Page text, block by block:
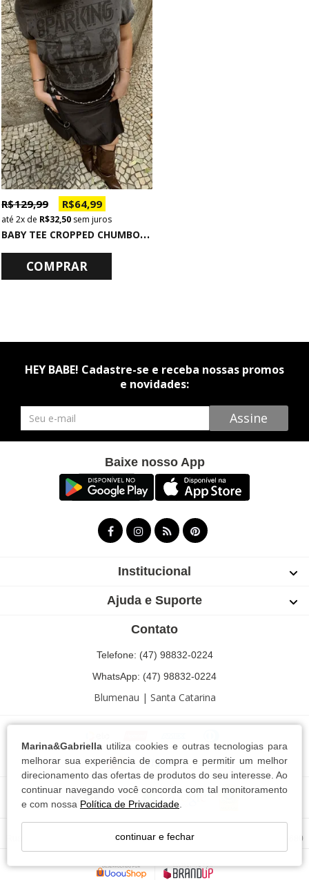
Marina&Gabriella utiliza cookies e outras tecnologias para
melhorar sua experiência de compra e permitir um melhor
direcionamento das ofertas de produtos do seu interesse. Ao
continuar navegando você concorda com tal monitoramento
e com nossa Política de Privacidade
continuar e fechar
B
ABY TEE CROPPED CHUMBO SPARKING
R$ 129,99 R$ 64,99
2x de R$ 32,50 sem juros
COMPRAR
HEY BABE! Cadastre-se e receba nossas promos
e novidades:
Newsletter Assine
Baixe nosso App
Institucional
Ajuda e Suporte
Contato
Telefone: (47) 98832-0224
WhatsApp: (47) 98832-0224
Blumenau | Santa Catarina
Rua Ricardo Paul,76 Bairro Escola Agrícola - Blumenau - SC - CEP: 89037-680